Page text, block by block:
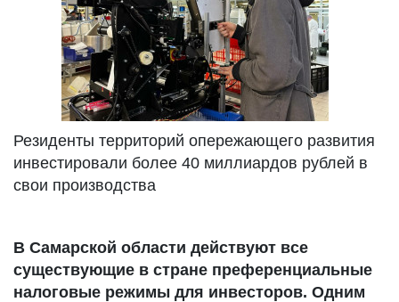
Резиденты территорий опережающего развития
инвестировали более 40 миллиардов рублей в
свои производства
В Самарской области действуют все
существующие в стране преференциальные
налоговые режимы для инвесторов. Одним